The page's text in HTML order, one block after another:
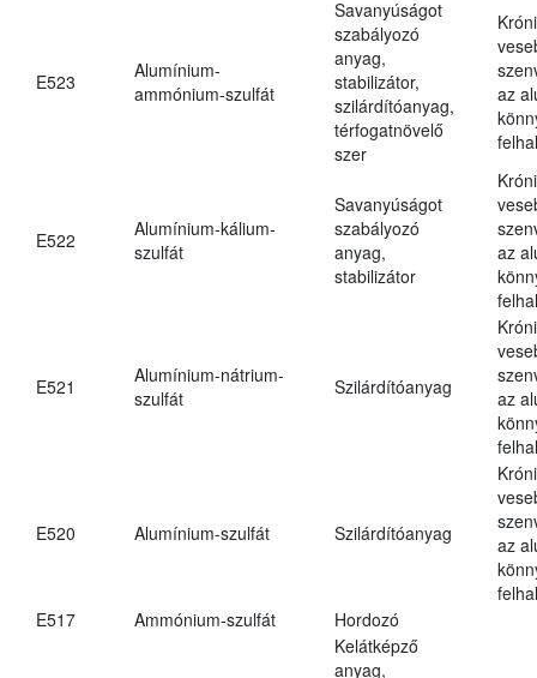
E523
Alumínium-
ammónium-szulfát
Savanyúságot
szabályozó
anyag,
stabilizátor,
szilárdítóanyag,
térfogatnövelő
szer
az
E522
Alumínium-kálium-
szulfát
Savanyúságot
szabályozó
anyag,
stabilizátor
az
E521
Alumínium-nátrium-
szulfát
Szilárdítóanyag
az
E520 Alumínium-szulfát Szilárdítóanyag
az
E517
Ammónium-szulfát Hordozó
Kelátképző
anyag,